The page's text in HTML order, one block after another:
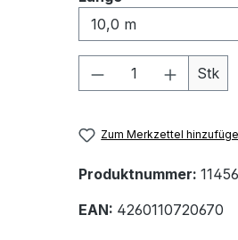
Produkt Stk
Zum Merkzettel
Produktnummer:
EAN: 4260110720670